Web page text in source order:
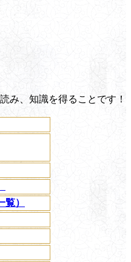
み、知識を得ることです！
）